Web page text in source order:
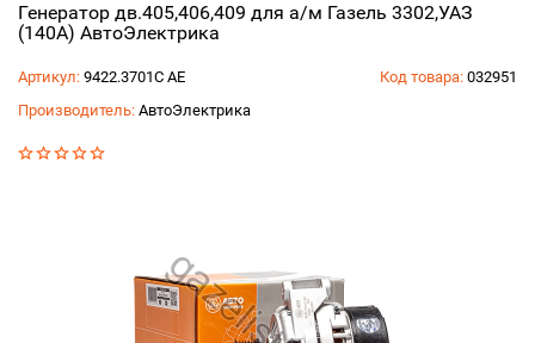
Генератор дв.405,406,409 для а/м Газель 3302,УАЗ
(140А) АвтоЭлектрика
Артикул: 9422.3701С АЕ Код товара: 032951
Производитель: АвтоЭлектрика